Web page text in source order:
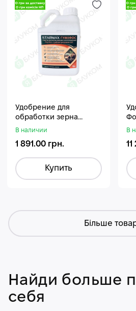
Удобрение для
обработки зерна
Стармакс Гумифос
В наличии
1 891.00 грн.
Купить
В
Більше
Найди больше
себя